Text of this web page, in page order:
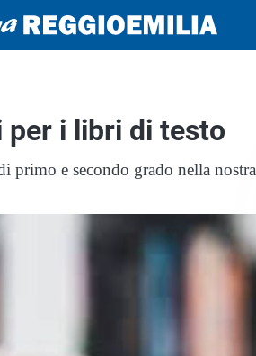
i libri di testo
primo e secondo grado nella nostra